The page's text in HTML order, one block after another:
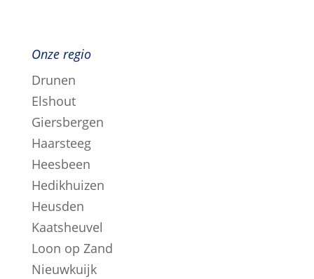
Onze regio
Drunen
Elshout
Giersbergen
Haarsteeg
Heesbeen
Hedikhuizen
Heusden
Kaatsheuvel
Loon op Zand
Nieuwkuijk